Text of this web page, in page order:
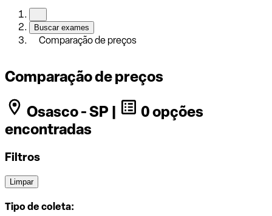
Buscar exames
Comparação de preços
Comparação de preços
Osasco - SP |
0 opções
encontradas
Filtros
Limpar
Tipo de coleta: